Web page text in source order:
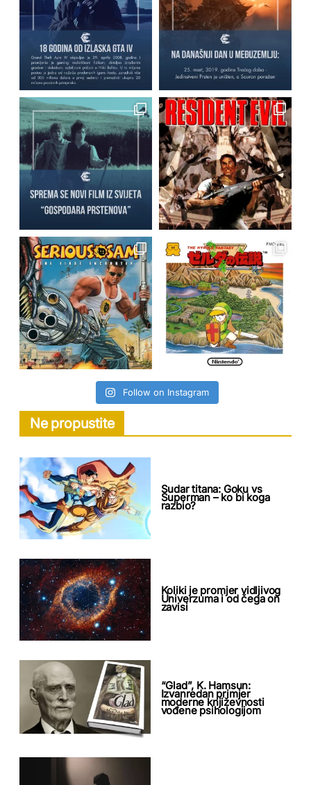
Follow on Instagram
Ne propustite
Sudar titana: Goku vs
Superman – ko bi koga
razbio?
Koliki je promjer vidljivog
Univerzuma i od čega on
zavisi
“Glad”, K. Hamsun:
Izvanredan primjer
moderne književnosti
vođene psihologijom